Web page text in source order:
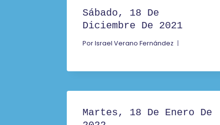
Sábado, 18 De
Diciembre De 2021
PorIsrael Verano Fernández
Martes, 18 De Enero De